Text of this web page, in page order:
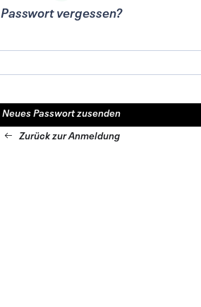
Passwort vergessen?
Zurück zur Anmeldung